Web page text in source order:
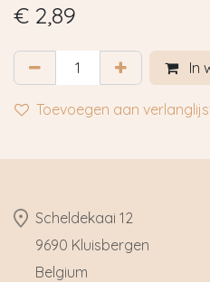
€ 2,89
In
Toevoegen aan
​Scheldekaai 12
9690 Kluisbergen
​Belgium